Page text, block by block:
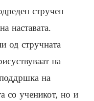
стручен
наставата.
од стручната
на
на
со ученикот, но и